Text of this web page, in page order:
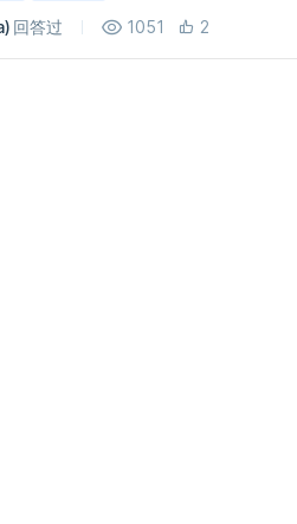
回答过 1051 2